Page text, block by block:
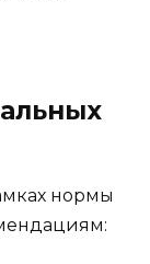
нормы